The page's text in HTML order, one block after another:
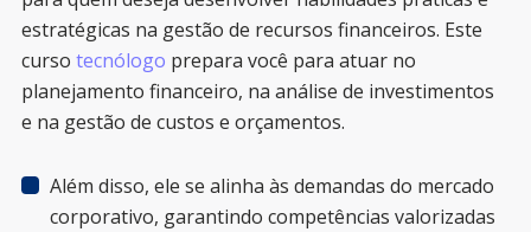
estratégicas na gestão de recursos financeiros. Este
cursotecnólogo prepara você para atuar no
planejamento financeiro, na análise de investimentos
e na gestão de custos e orçamentos.
Além disso, ele se alinha às demandas do mercado
corporativo, garantindo competências valorizadas